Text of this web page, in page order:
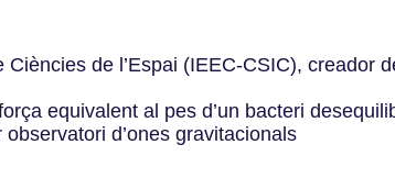
de l’Espai (IEEC-CSIC), creador
equivalent al pes d’un bacteri
d’ones gravitacionals